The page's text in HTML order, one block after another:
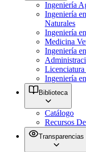
Ingeniería
Ingeniería
Naturales
Ingeniería
Medicina
Ingeniería
Ingeniería
Biblioteca
Catálogo
Recursos
Transparencias